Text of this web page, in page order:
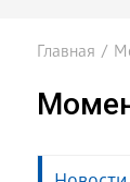
Главная /